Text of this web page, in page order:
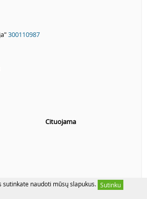
naudoti mūsų slapukus. Sutinku
300110987
Cituojama